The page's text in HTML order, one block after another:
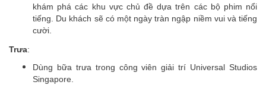
khám phá các khu vực chủ đề dựa trên các bộ phim nổi
tiếng. Du khách sẽ có một ngày tràn ngập niềm vui và tiếng
cười.
Trưa:
Dùng bữa trưa trong công viên giải trí Universal Studios
Singapore.